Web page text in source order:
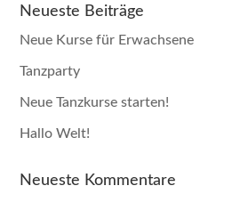
Neueste Beiträge
Neue Kurse für Erwachsene
Tanzparty
Neue Tanzkurse starten!
Hallo Welt!
Neueste Kommentare